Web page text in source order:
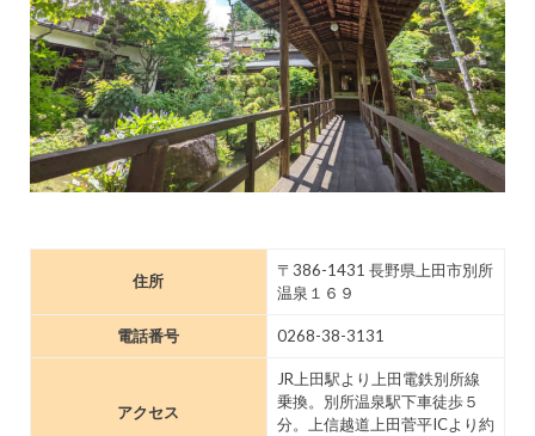
住所
〒386-1431 長野県上田市別所
温泉１６９
電話番号 0268-38-3131
アクセス
JR上田駅より上田電鉄別所線
乗換。別所温泉駅下車徒歩５
分。上信越道上田菅平ICより約